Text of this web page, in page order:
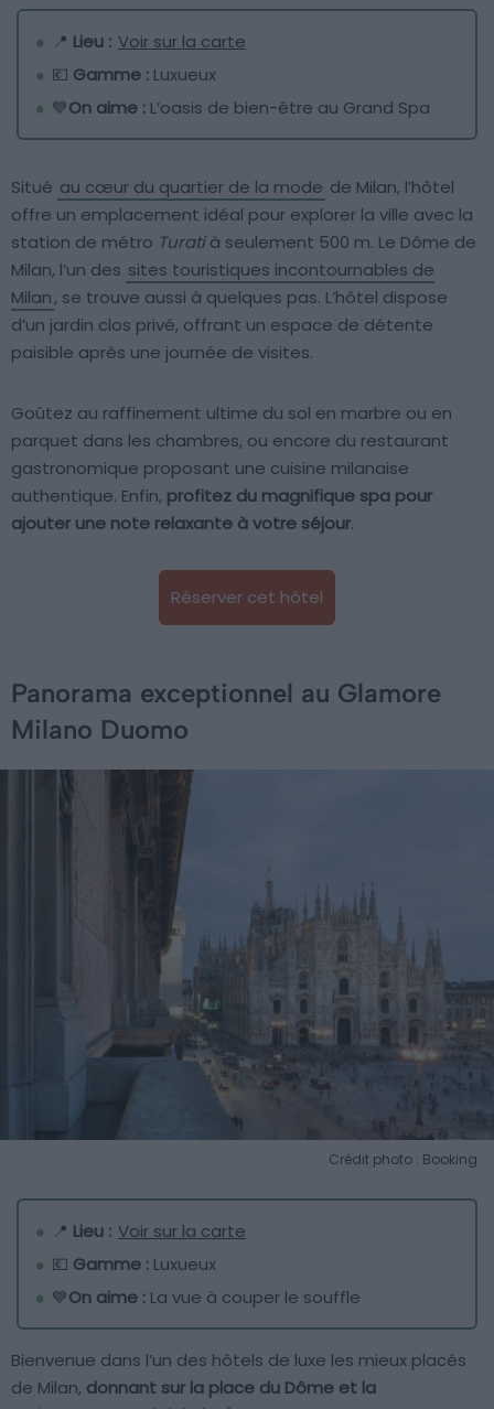
📍 Lieu : Voir sur la carte
💶 Gamme : Luxueux
💙On aime : L’oasis de bien-être au Grand Spa
Situé au cœur du quartier de la mode de Milan, l’hôtel
offre un emplacement idéal pour explorer la ville avec la
station de métro Turatià seulement 500 m. Le Dôme de
Milan, l’un des sites touristiques incontournables de
Milan, se trouve aussi à quelques pas. L’hôtel dispose
d’un jardin clos privé, offrant un espace de détente
paisible après une journée de visites.
Goûtez au raffinement ultime du sol en marbre ou en
parquet dans les chambres, ou encore du restaurant
gastronomique proposant une cuisine milanaise
authentique. Enfin, profitez du magnifique spa pour
ajouter une note relaxante à votre séjour.
Réserver cet hôtel
Panorama exceptionnel au Glamore
Milano Duomo
Crédit photo : Booking
📍 Lieu : Voir sur la carte
💶 Gamme : Luxueux
💙On aime : La vue à couper le souffle
Bienvenue dans l’un des hôtels de luxe les mieux placés
de Milan, donnant sur la place du Dôme et la